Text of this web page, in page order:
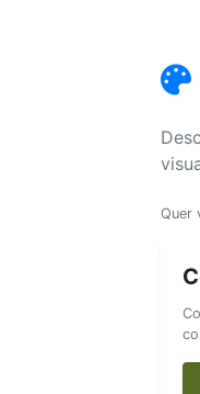
Quer